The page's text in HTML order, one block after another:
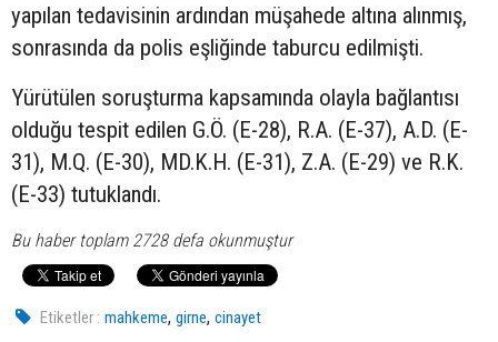
yapılan tedavisinin ardından müşahede altına alınmış,
sonrasında da polis eşliğinde taburcu edilmişti.
Yürütülen soruşturma kapsamında olayla bağlantısı
olduğu tespit edilen G.Ö. (E-28), R.A. (E-37), A.D. (E-
31), M.Q. (E-30), MD.K.H. (E-31), Z.A. (E-29) ve R.K.
(E-33) tutuklandı.
Bu haber toplam 2728 defa okunmuştur
Etiketler : mahkeme,girne,cinayet